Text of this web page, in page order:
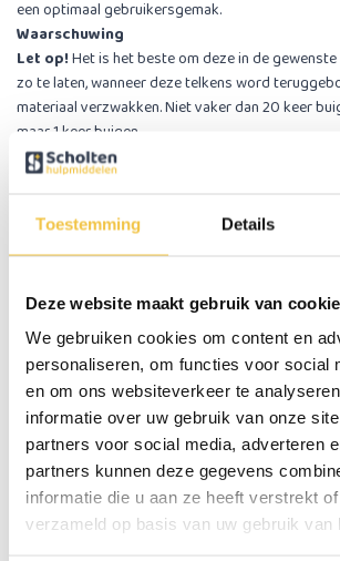
Toestemming Details
Deze website maakt gebruik van
We gebruiken cookies om content en
personaliseren, om functies voor social
en om ons websiteverkeer te
informatie over uw gebruik van onze
partners voor social media, adverteren
partners kunnen deze gegevens
informatie die u aan ze heeft verstrekt
verzameld op basis van uw gebruik van
een optimaal gebruikersgemak.
Waarschuwing
Let op!Het is het beste om deze in de
zo te laten, wanneer deze telkens word
materiaal verzwakken. Niet vaker dan 20 keer
maar 1 keer buigen.
U kunt kiezen uit 2 kleuren: zwart of rood
De lepel met de felle rode kleur is ideaal voor
Alzheimer 25% meer voedsel tot zich nemen en
het gebruik van tafelgerei met de opvallende kleur
1 fixatiebandje
Met dit fixatiebandje krijgt u meer controle over
Het fixatiebandje is eenvoudig te bevestigen
sluiting. Door het fixatiebandje om de hand te
niet meer uit de hand vallen. Zeer geschikt als u
heeft, u hoeft het bestek namelijk minder vast te
Specificaties van de verdikte/
Lengte handvat: 11 cm
Totale lengte: 21 cm
Gewicht: 80 gram